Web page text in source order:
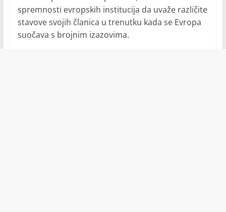
spremnosti evropskih institucija da uvaže različite
stavove svojih članica u trenutku kada se Evropa
suočava s brojnim izazovima.